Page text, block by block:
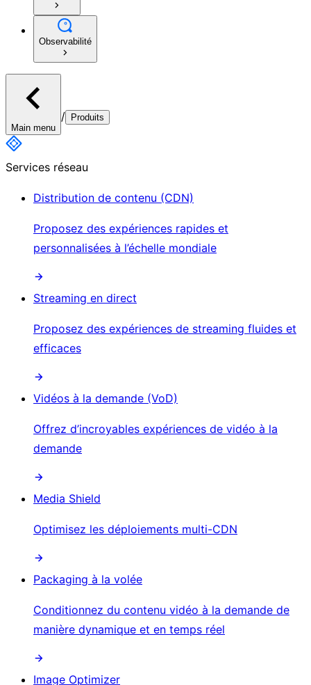
Observabilité
Main menu
/ Produits
Services réseau
Distribution de contenu (CDN)
Proposez des expériences rapides et
personnalisées à l’échelle mondiale
Streaming en direct
Proposez des expériences de streaming fluides et
efficaces
Vidéos à la demande (VoD)
Offrez d’incroyables expériences de vidéo à la
demande
Media Shield
Optimisez les déploiements multi-CDN
Packaging à la volée
Conditionnez du contenu vidéo à la demande de
manière dynamique et en temps réel
Image Optimizer